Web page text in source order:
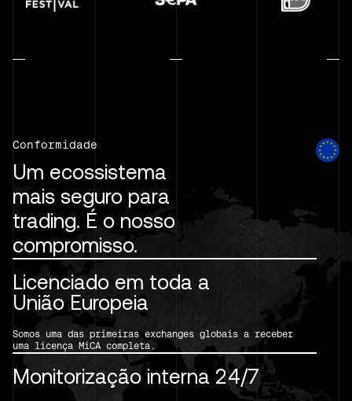
Conformidade
Um ecossistema
mais seguro para
trading. É o nosso
compromisso.
Licenciado em toda a
União Europeia
Somos uma das primeiras exchanges globais a receber
uma licença MiCA completa.
Monitorização interna 24/7